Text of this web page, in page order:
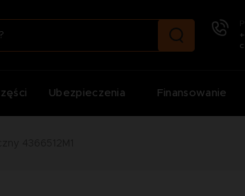
Ubezpieczenia Finansowanie